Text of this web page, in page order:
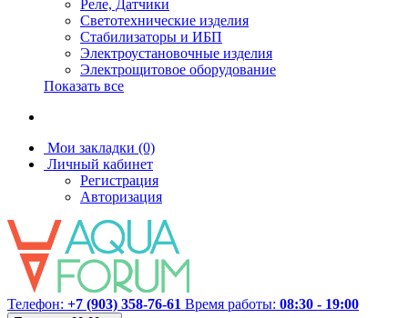
Реле, Датчики
Светотехнические изделия
Стабилизаторы и ИБП
Электроустановочные изделия
Электрощитовое оборудование
Показать все
Мои закладки (0)
Личный кабинет
Регистрация
Авторизация
Телефон: +7 (903) 358-76-61 Время работы: 08:30 - 19:00